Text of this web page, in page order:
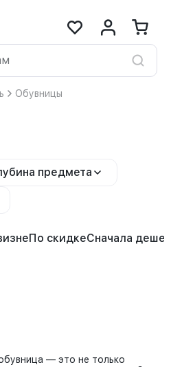
Обувницы
предмета
По скидкеСначала
— это не только